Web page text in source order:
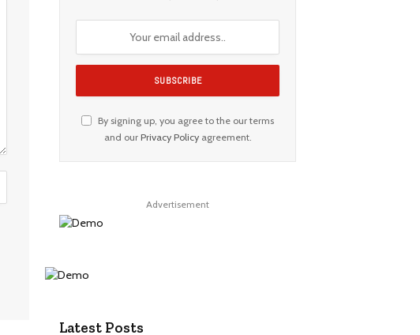
By signing up, you agree to the our terms
and our Privacy Policyagreement.
Advertisement
Latest Posts